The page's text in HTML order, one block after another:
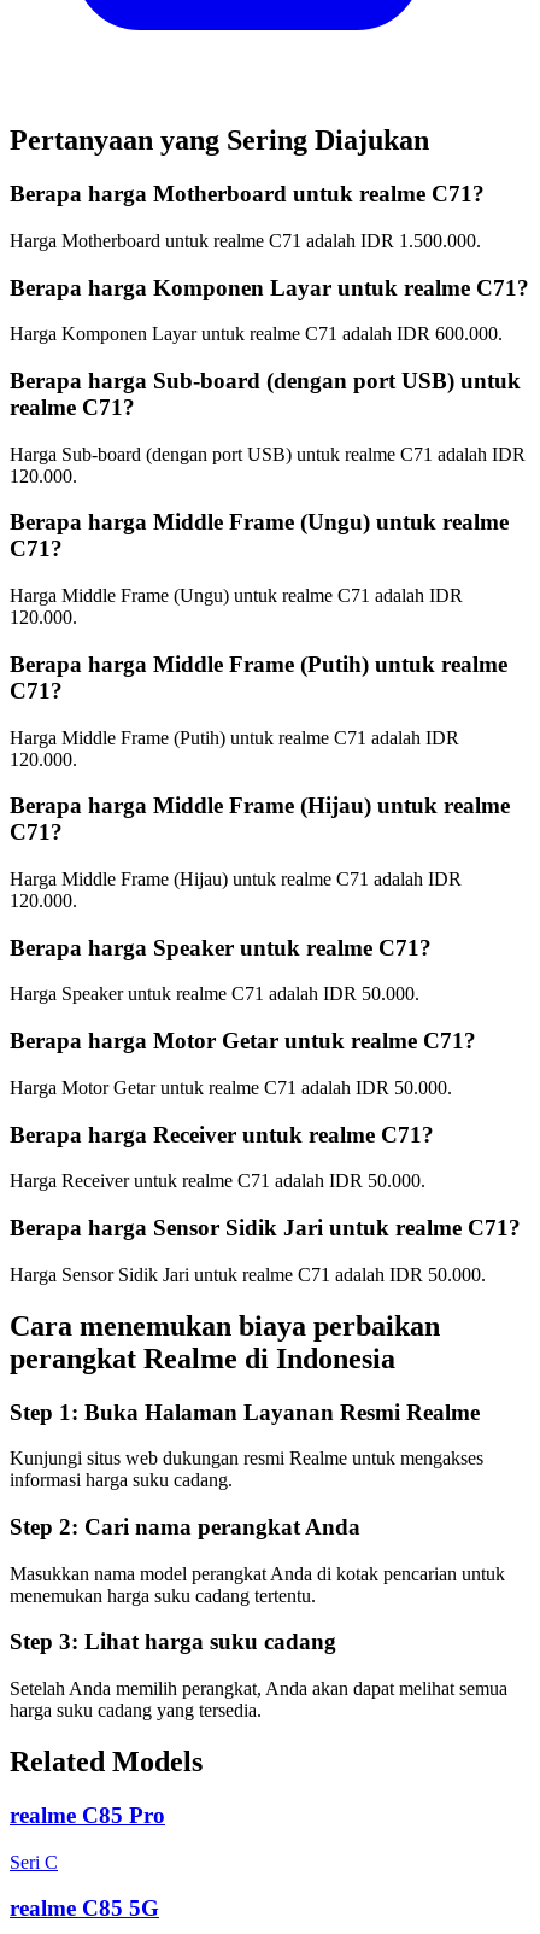
Pertanyaan yang Sering Diajukan
Berapa harga Motherboard untuk realme C71?
Harga Motherboard untuk realme C71 adalah IDR 1.500.000.
Berapa harga Komponen Layar untuk realme C71?
Harga Komponen Layar untuk realme C71 adalah IDR 600.000.
Berapa harga Sub-board (dengan port USB) untuk
realme C71?
Harga Sub-board (dengan port USB) untuk realme C71 adalah IDR
120.000.
Berapa harga Middle Frame (Ungu) untuk realme
C71?
Harga Middle Frame (Ungu) untuk realme C71 adalah IDR
120.000.
Berapa harga Middle Frame (Putih) untuk realme
C71?
Harga Middle Frame (Putih) untuk realme C71 adalah IDR
120.000.
Berapa harga Middle Frame (Hijau) untuk realme
C71?
Harga Middle Frame (Hijau) untuk realme C71 adalah IDR
120.000.
Berapa harga Speaker untuk realme C71?
Harga Speaker untuk realme C71 adalah IDR 50.000.
Berapa harga Motor Getar untuk realme C71?
Harga Motor Getar untuk realme C71 adalah IDR 50.000.
Berapa harga Receiver untuk realme C71?
Harga Receiver untuk realme C71 adalah IDR 50.000.
Berapa harga Sensor Sidik Jari untuk realme C71?
Harga Sensor Sidik Jari untuk realme C71 adalah IDR 50.000.
Cara menemukan biaya perbaikan
perangkat Realme di Indonesia
Step 1: Buka Halaman Layanan Resmi Realme
Kunjungi situs web dukungan resmi Realme untuk mengakses
informasi harga suku cadang.
Step 2: Cari nama perangkat Anda
Masukkan nama model perangkat Anda di kotak pencarian untuk
menemukan harga suku cadang tertentu.
Step 3: Lihat harga suku cadang
Setelah Anda memilih perangkat, Anda akan dapat melihat semua
harga suku cadang yang tersedia.
Related Models
realme C85 Pro
Seri C
realme C85 5G